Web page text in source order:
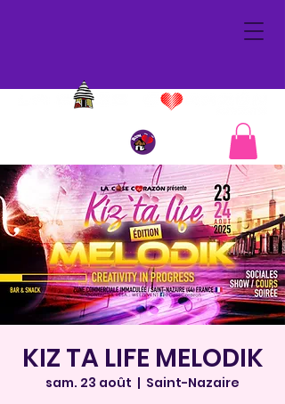
KIZ TA LIFE MELODIK
sam. 23 août
  |
Saint-Nazaire